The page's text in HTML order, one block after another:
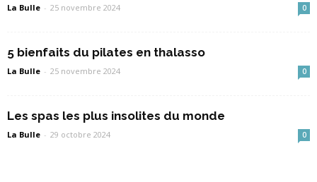
La Bulle - 25 novembre 2024 0
5 bienfaits du pilates en thalasso
La Bulle - 25 novembre 2024 0
Les spas les plus insolites du monde
La Bulle - 29 octobre 2024 0